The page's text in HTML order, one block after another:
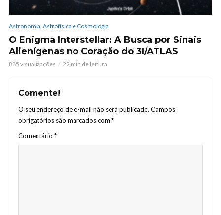
Astronomia, Astrofísica e Cosmologia
O Enigma Interstellar: A Busca por Sinais
Alienígenas no Coração do 3I/ATLAS
885 visualizações 22 min de leitura
Comente!
O seu endereço de e-mail não será publicado. Campos
obrigatórios são marcados com *
Comentário *